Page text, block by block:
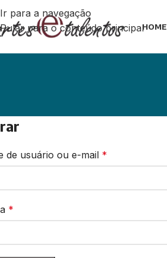
Ir para a navegação
Pular para o conteúdo principalHOME
de usuário ou e-mail *
*